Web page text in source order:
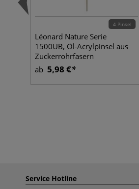
4 Pinsel
Léonard Nature Serie
1500UB, Öl-Acrylpinsel aus
Zuckerrohrfasern
ab 5,98 €
Service Hotline